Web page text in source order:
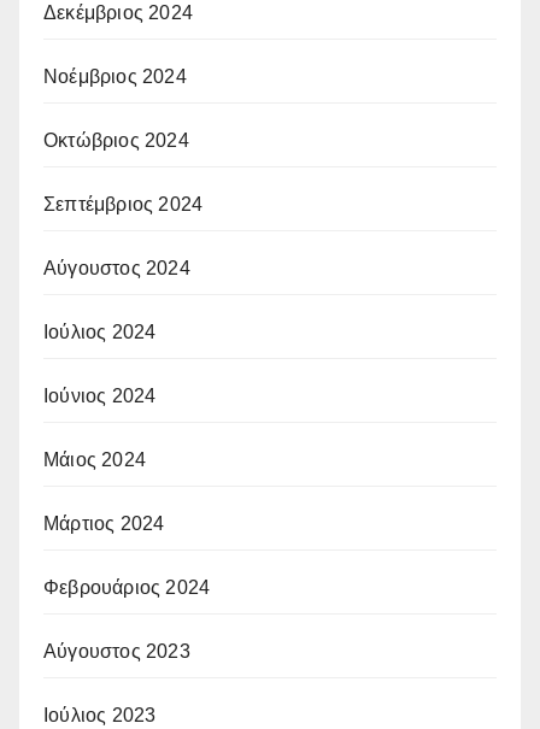
Δεκέμβριος 2024
Νοέμβριος 2024
Οκτώβριος 2024
Σεπτέμβριος 2024
Αύγουστος 2024
Ιούλιος 2024
Ιούνιος 2024
Μάιος 2024
Μάρτιος 2024
Φεβρουάριος 2024
Αύγουστος 2023
Ιούλιος 2023